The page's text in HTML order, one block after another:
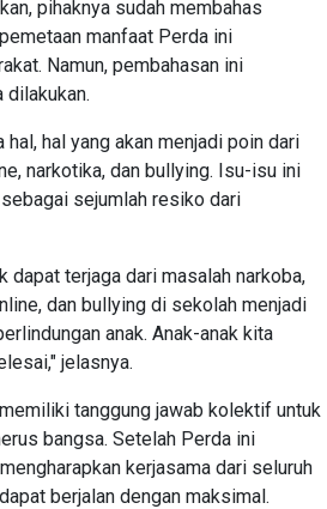
pihaknya sudah membahas
manfaat Perda ini
Namun, pembahasan ini
dilakukan.
hal yang akan menjadi poin dari
narkotika, dan bullying. Isu-isu ini
sejumlah resiko dari
dapat terjaga dari masalah narkoba,
dan bullying di sekolah menjadi
anak. Anak-anak kita
jelasnya.
tanggung jawab kolektif untuk
bangsa. Setelah Perda ini
kerjasama dari seluruh
berjalan dengan maksimal.